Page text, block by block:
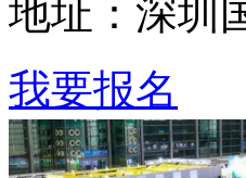
地址：深圳
我要报名